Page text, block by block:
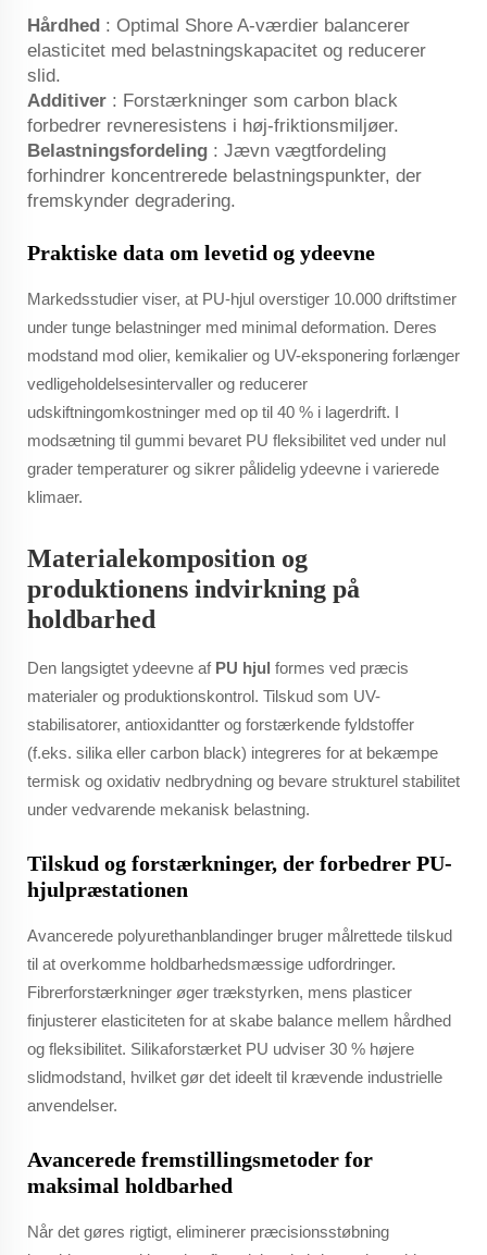
Hårdhed : Optimal Shore A-værdier balancerer
elasticitet med belastningskapacitet og reducerer
slid.
Additiver : Forstærkninger som carbon black
forbedrer revneresistens i høj-friktionsmiljøer.
Belastningsfordeling : Jævn vægtfordeling
forhindrer koncentrerede belastningspunkter, der
fremskynder degradering.
Praktiske data om levetid og ydeevne
Markedsstudier viser, at PU-hjul overstiger 10.000 driftstimer
under tunge belastninger med minimal deformation. Deres
modstand mod olier, kemikalier og UV-eksponering forlænger
vedligeholdelsesintervaller og reducerer
udskiftningomkostninger med op til 40 % i lagerdrift. I
modsætning til gummi bevaret PU fleksibilitet ved under nul
grader temperaturer og sikrer pålidelig ydeevne i varierede
klimaer.
Materialekomposition og
produktionens indvirkning på
holdbarhed
Den langsigtet ydeevne af PU hjul formes ved præcis
materialer og produktionskontrol. Tilskud som UV-
stabilisatorer, antioxidantter og forstærkende fyldstoffer
(f.eks. silika eller carbon black) integreres for at bekæmpe
termisk og oxidativ nedbrydning og bevare strukturel stabilitet
under vedvarende mekanisk belastning.
Tilskud og forstærkninger, der forbedrer PU-
hjulpræstationen
Avancerede polyurethanblandinger bruger målrettede tilskud
til at overkomme holdbarhedsmæssige udfordringer.
Fibrerforstærkninger øger trækstyrken, mens plasticer
finjusterer elasticiteten for at skabe balance mellem hårdhed
og fleksibilitet. Silikaforstærket PU udviser 30 % højere
slidmodstand, hvilket gør det ideelt til krævende industrielle
anvendelser.
Avancerede fremstillingsmetoder for
maksimal holdbarhed
Når det gøres rigtigt, eliminerer præcisionsstøbning